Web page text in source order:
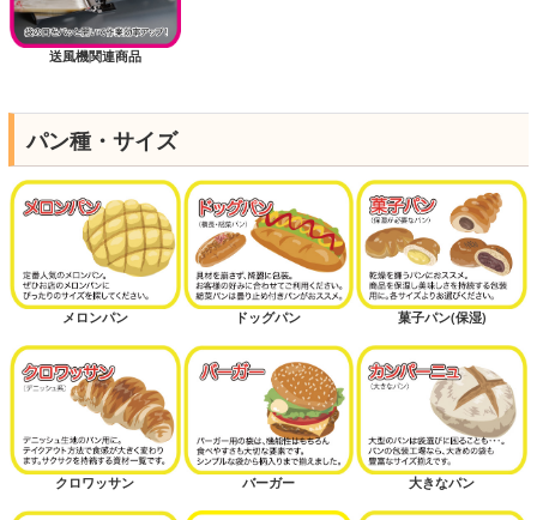
送風機関連商品
パン種・サイズ
メロンパン ドッグパン 菓子パン(保湿)
クロワッサン バーガー 大きなパン